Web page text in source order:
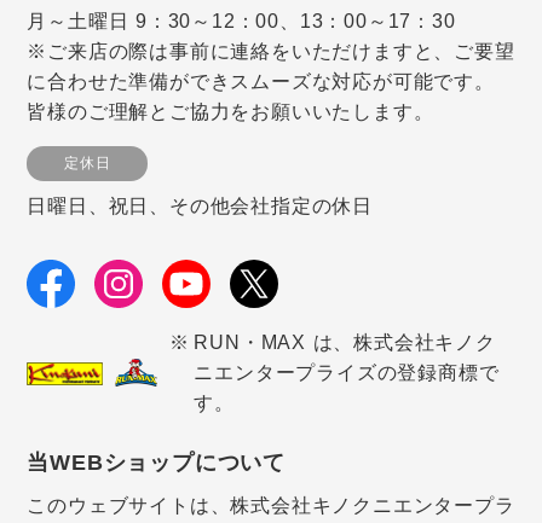
月～土曜日 9：30～12：00、13：00～17：30
※ご来店の際は事前に連絡をいただけますと、ご要望
に合わせた準備ができスムーズな対応が可能です。
皆様のご理解とご協力をお願いいたします。
定休日
日曜日、祝日、その他会社指定の休日
RUN・MAX は、株式会社キノク
ニエンタープライズの登録商標で
す。
当WEBショップについて
このウェブサイトは、株式会社キノクニエンタープラ